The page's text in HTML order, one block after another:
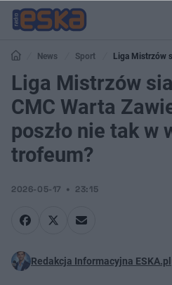
News Sport
Liga Mistrzów
Zawiercie. Co poszło nie tak w walce o
Liga Mistrzów
CMC Warta
poszło nie tak w
trofeum?
2026-05-17 23:15
Redakcja Informacyjna ESKA.pl